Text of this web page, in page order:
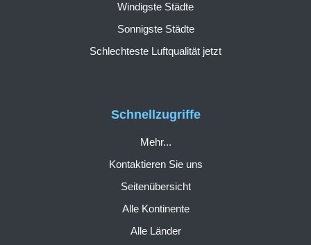
Schnellzugriffe
Mehr...
Kontaktieren Sie uns
Seitenübersicht
Alle Kontinente
Alle Länder
Windigste Städte
Sonnigste Städte
Schlechteste Luftqualität jetzt